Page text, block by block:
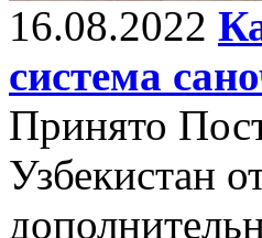
16.08.2022
система
Принято
Узбекистан